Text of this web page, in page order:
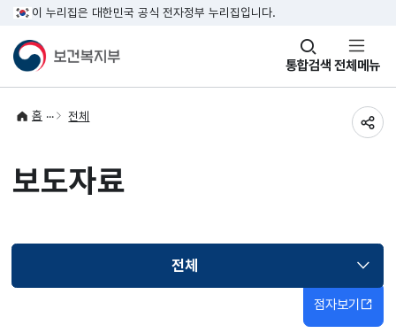
이 누리집은 대한민국 공식 전자정부 누리집입니다.
통합검색
창
열기 전체메뉴
홈 전체
보도자료
전체선택됨
점자보기